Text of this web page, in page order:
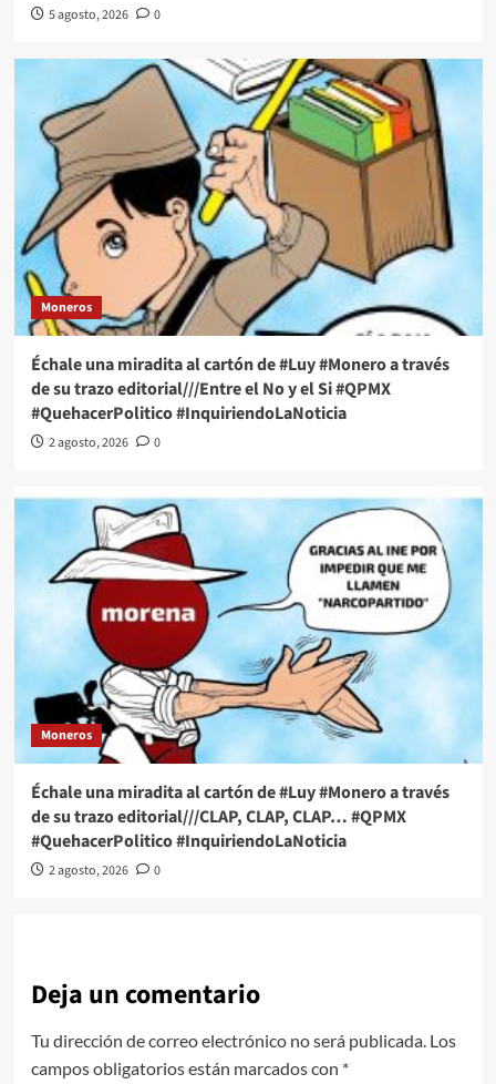
5 agosto, 2026 0
Moneros
Échale una miradita al cartón de #Luy #Monero a través
de su trazo editorial///Entre el No y el Si #QPMX
#QuehacerPolitico #InquiriendoLaNoticia
2 agosto, 2026 0
Moneros
Échale una miradita al cartón de #Luy #Monero a través
de su trazo editorial///CLAP, CLAP, CLAP… #QPMX
#QuehacerPolitico #InquiriendoLaNoticia
2 agosto, 2026 0
Deja un comentario
Tu dirección de correo electrónico no será publicada. Los
campos obligatorios están marcados con *